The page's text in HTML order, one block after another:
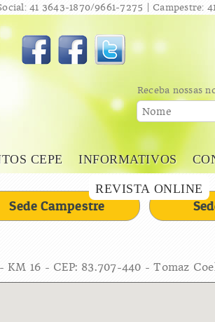
41 3643-1870/9661-7275 | Campestre:
Receba nossas
Nome
CEPE INFORMATIVOS
REVISTA ONLINE
Sede Campestre
KM 16 - CEP: 83.707-440 - Tomaz